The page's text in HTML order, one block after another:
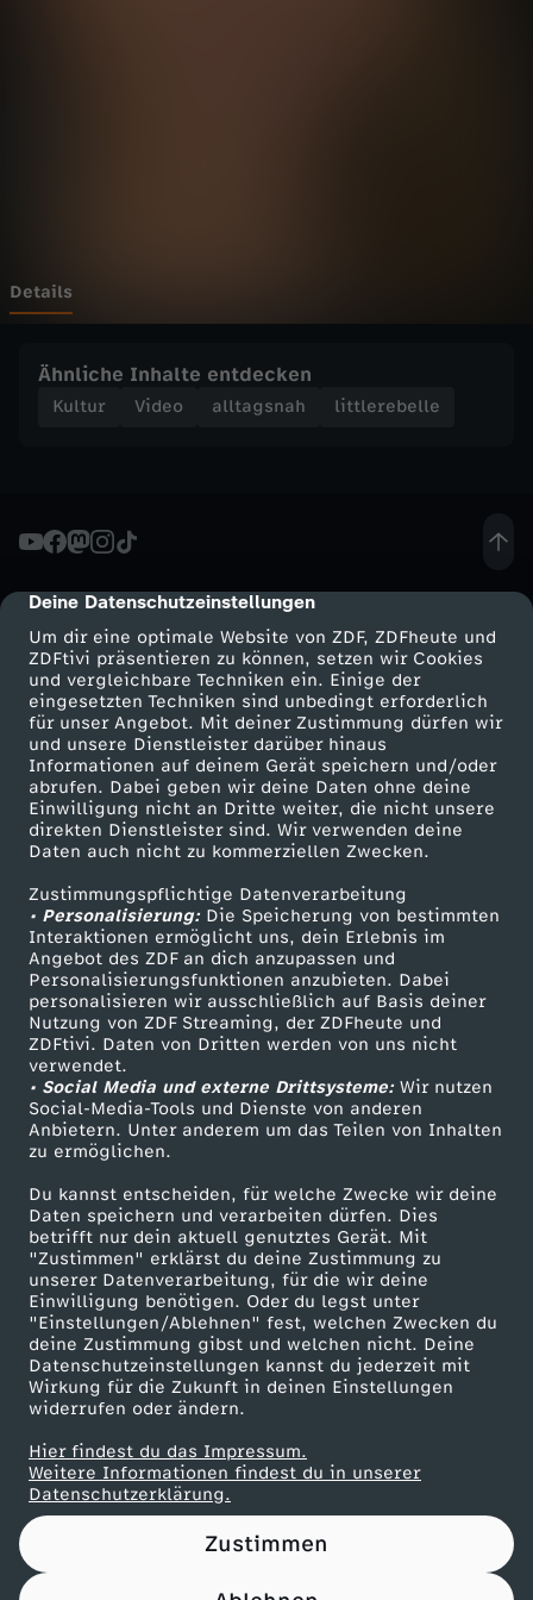
cmp-dialog-description
Deine Datenschutzeinstellungen
Um dir eine optimale Website von ZDF, ZDFheute und
ZDFtivi präsentieren zu können, setzen wir Cookies
und vergleichbare Techniken ein. Einige der
eingesetzten Techniken sind unbedingt erforderlich
für unser Angebot. Mit deiner Zustimmung dürfen wir
und unsere Dienstleister darüber hinaus
Informationen auf deinem Gerät speichern und/oder
abrufen. Dabei geben wir deine Daten ohne deine
Einwilligung nicht an Dritte weiter, die nicht unsere
direkten Dienstleister sind. Wir verwenden deine
Daten auch nicht zu kommerziellen Zwecken.
Zustimmungspflichtige Datenverarbeitung
• Personalisierung:Die Speicherung von bestimmten
Interaktionen ermöglicht uns, dein Erlebnis im
Angebot des ZDF an dich anzupassen und
Personalisierungsfunktionen anzubieten. Dabei
personalisieren wir ausschließlich auf Basis deiner
Nutzung von ZDF Streaming, der ZDFheute und
ZDFtivi. Daten von Dritten werden von uns nicht
verwendet.
• Social Media und externe Drittsysteme:Wir nutzen
Social-Media-Tools und Dienste von anderen
Anbietern. Unter anderem um das Teilen von Inhalten
zu ermöglichen.
Du kannst entscheiden, für welche Zwecke wir deine
Daten speichern und verarbeiten dürfen. Dies
betrifft nur dein aktuell genutztes Gerät. Mit
"Zustimmen" erklärst du deine Zustimmung zu
unserer Datenverarbeitung, für die wir deine
Einwilligung benötigen. Oder du legst unter
"Einstellungen/Ablehnen" fest, welchen Zwecken du
deine Zustimmung gibst und welchen nicht. Deine
Datenschutzeinstellungen kannst du jederzeit mit
Wirkung für die Zukunft in deinen Einstellungen
widerrufen oder ändern.
Hier findest du das Impressum.
Weitere Informationen findest du in unserer
Datenschutzerklärung.
Zustimmen
e
5
o
n
g
s
t
a
n
z
e
n
,
d
i
e
d
u
n
i
Details
Ähnliche Inhalte entdecken
Kultur Video alltagsnah littlerebelle
Mehr ZDF
ZDF-Apps
Smart TV
ZDFtext
Livestreams
Sendungen A-Z
TV-Programm
Service
ZDFmitreden
Kontakt zum ZDF
Tickets
Zuschauerservice
Hilfe
ZDF Unternehmen
Karriere
ZDF goes Schule
Werbefernsehen
Mainzelmännchen
Partner